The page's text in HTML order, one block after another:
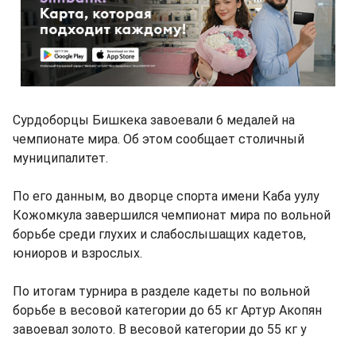
Сурдоборцы Бишкека завоевали 6 медалей на
чемпионате мира. Об этом сообщает столичный
муниципалитет.
По его данным, во дворце спорта имени Каба уулу
Кожомкула завершился чемпионат мира по вольной
борьбе среди глухих и слабослышащих кадетов,
юниоров и взрослых.
По итогам турнира в разделе кадеты по вольной
борьбе в весовой категории до 65 кг Артур Акопян
завоевал золото. В весовой категории до 55 кг у